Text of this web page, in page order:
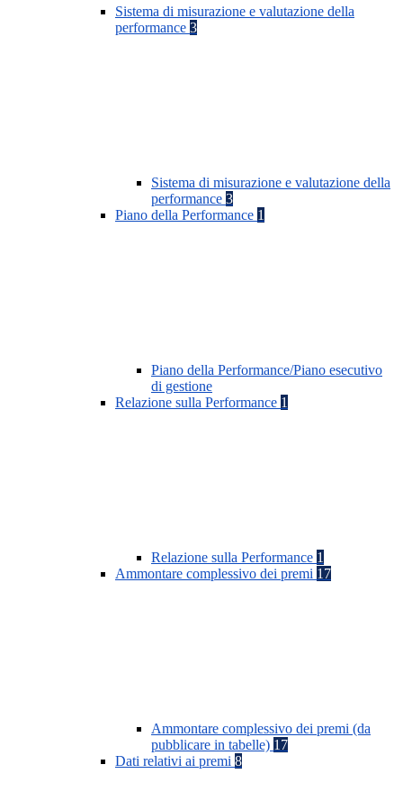
Sistema di misurazione e valutazione della
performance 3
Sistema di misurazione e valutazione della
performance 3
Piano della Performance 1
Piano della Performance/Piano esecutivo
di gestione
Relazione sulla Performance 1
Relazione sulla Performance 1
Ammontare complessivo dei premi 17
Ammontare complessivo dei premi (da
pubblicare in tabelle) 17
Dati relativi ai premi 8